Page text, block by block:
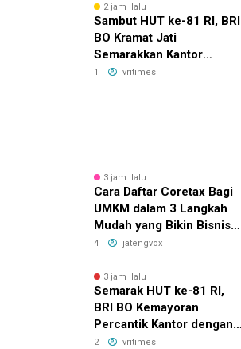
2 jam lalu
Sambut HUT ke-81 RI, BRI
BO Kramat Jati
Semarakkan Kantor
dengan Dekorasi Merah
1 vritimes
3 jam lalu
Cara Daftar Coretax Bagi
UMKM dalam 3 Langkah
Mudah yang Bikin Bisnis
Anda Lebih
4 jatengvox
3 jam lalu
Semarak HUT ke-81 RI,
BRI BO Kemayoran
Percantik Kantor dengan
Dekorasi Merah Putih
2 vritimes